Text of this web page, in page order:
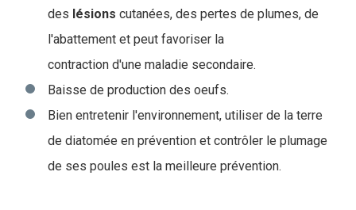
des lésions cutanées, des pertes de plumes, de
l'abattement et peut favoriser la
contraction d'une maladie secondaire.
Baisse de production des oeufs.
Bien entretenir l'environnement, utiliser de la terre
de diatomée en prévention et contrôler le plumage
de ses poules est la meilleure prévention.